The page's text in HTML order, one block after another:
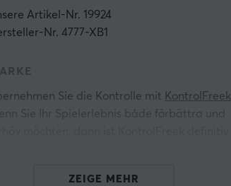
Artikel-Nr. 19924
Nr. 4777-XB1
Sie die Kontrolle mit KontrolFreek
Sie Ihr Spielerlebnis både förbättra und
ZEIGE MEHR